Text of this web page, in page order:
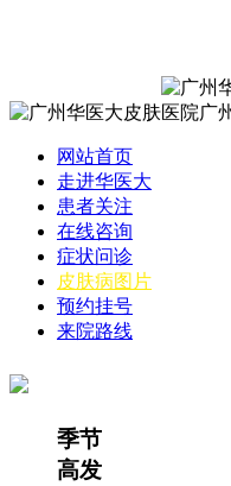
网站首页
走进华医大
患者关注
在线咨询
症状问诊
皮肤病图片
预约挂号
来院路线
季节
高发